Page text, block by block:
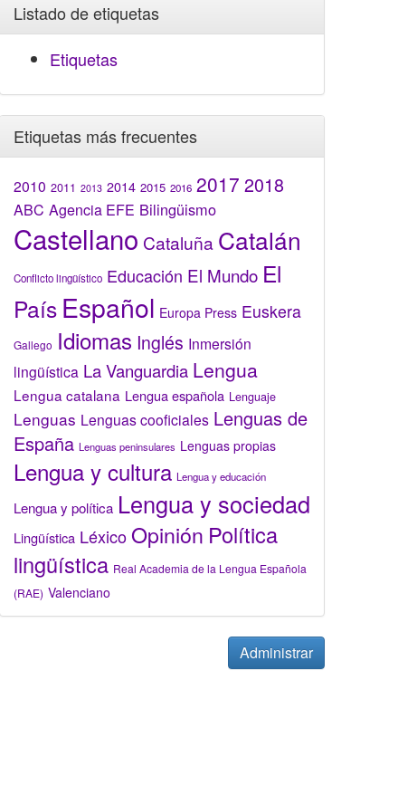
Listado de etiquetas
Etiquetas
Etiquetas más frecuentes
2010 2011 2013 2014 2015 2016 2017 2018
ABC Agencia EFE Bilingüismo
Castellano Cataluña Catalán
Conflicto lingüístico Educación El Mundo El
País Español Europa Press Euskera
Gallego Idiomas Inglés Inmersión
lingüística La Vanguardia Lengua
Lengua catalana Lengua española Lenguaje
Lenguas Lenguas cooficiales Lenguas de
España Lenguas peninsulares Lenguas propias
Lengua y cultura Lengua y educación
Lengua y política Lengua y sociedad
Lingüística LéxicoOpinión Política
lingüística Real Academia de la Lengua Española
(RAE) Valenciano
Administrar